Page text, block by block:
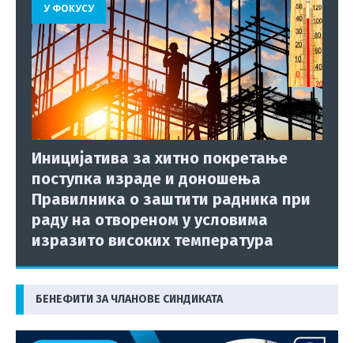
У ФОКУСУ
Иницијатива за хитно покретање
поступка израде и доношења
Правилника о заштити радника при
раду на отвореном у условима
изразито високих температура
БЕНЕФИТИ ЗА ЧЛАНОВЕ СИНДИКАТА